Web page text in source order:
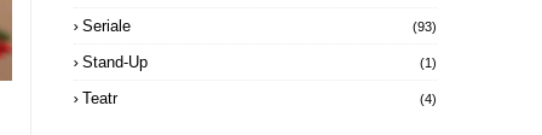
Seriale (93)
Stand-Up (1)
Teatr (4)